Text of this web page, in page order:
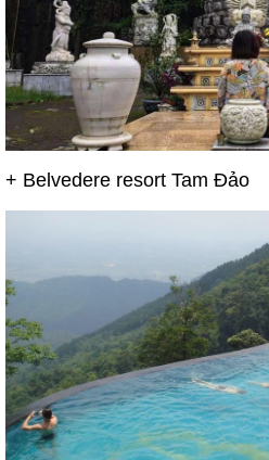
+ Belvedere resort Tam Đảo